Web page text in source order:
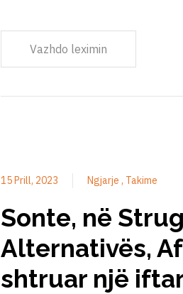
Vazhdo leximin
15 Prill, 2023 Ngjarje Takime
Sonte, në
Alternativës,
shtruar një